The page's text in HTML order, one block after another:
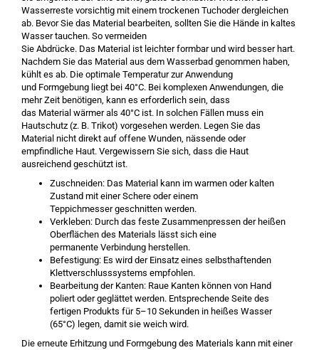
Wasserreste vorsichtig mit einem trockenen Tuchoder dergleichen
ab. Bevor Sie das Material bearbeiten, sollten Sie die Hände in kaltes
Wasser tauchen. So vermeiden
Sie Abdrücke. Das Material ist leichter formbar und wird besser hart.
Nachdem Sie das Material aus dem Wasserbad genommen haben,
kühlt es ab. Die optimale Temperatur zur Anwendung
und Formgebung liegt bei 40°C. Bei komplexen Anwendungen, die
mehr Zeit benötigen, kann es erforderlich sein, dass
das Material wärmer als 40°C ist. In solchen Fällen muss ein
Hautschutz (z. B. Trikot) vorgesehen werden. Legen Sie das
Material nicht direkt auf offene Wunden, nässende oder
empfindliche Haut. Vergewissern Sie sich, dass die Haut
ausreichend geschützt ist.
Zuschneiden: Das Material kann im warmen oder kalten
Zustand mit einer Schere oder einem
Teppichmesser geschnitten werden.
Verkleben: Durch das feste Zusammenpressen der heißen
Oberflächen des Materials lässt sich eine
permanente Verbindung herstellen.
Befestigung: Es wird der Einsatz eines selbsthaftenden
Klettverschlusssystems empfohlen.
Bearbeitung der Kanten: Raue Kanten können von Hand
poliert oder geglättet werden. Entsprechende Seite des
fertigen Produkts für 5–10 Sekunden in heißes Wasser
(65°C) legen, damit sie weich wird.
Die erneute Erhitzung und Formgebung des Materials kann mit einer